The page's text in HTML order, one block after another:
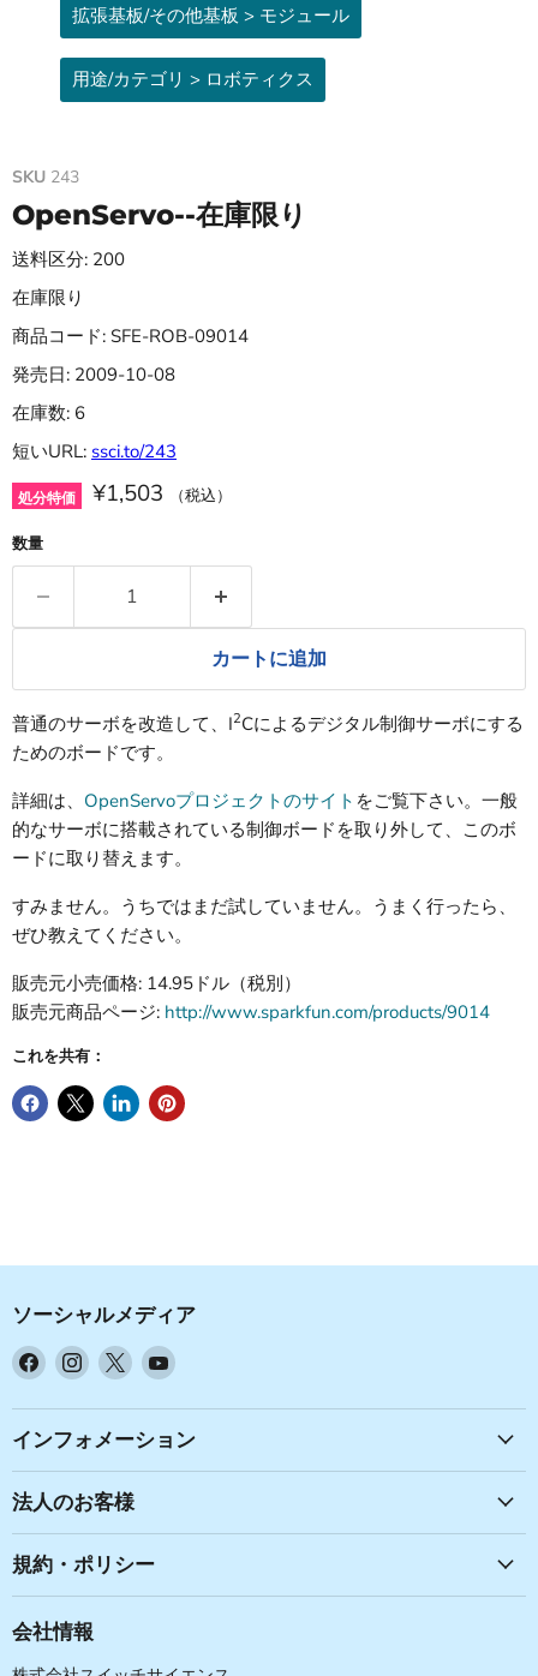
拡張基板/その他基板 > モジュール
用途/カテゴリ > ロボティクス
SKU 243
OpenServo--在庫限り
送料区分: 200
在庫限り
商品コード: SFE-ROB-09014
発売日: 2009-10-08
在庫数: 6
短いURL: ssci.to/243
処分特価 ¥1,503 （税込）
数量
カートに追加
普通のサーボを改造して、I2Cによるデジタル制御サーボにする
ためのボードです。
詳細は、 OpenServoプロジェクトのサイト をご覧下さい。一般
的なサーボに搭載されている制御ボードを取り外して、このボ
ードに取り替えます。
すみません。うちではまだ試していません。うまく行ったら、
ぜひ教えてください。
販売元小売価格: 14.95ドル（税別）
販売元商品ページ: http://www.sparkfun.com/products/9014
これを共有：
ソーシャルメディア
Facebook
見
つ
く
だ
さ
い
Instagram
見
つ
て
く
だ
さ
い
X
見
つ
て
く
だ
さ
い
YouTube
見
つ
だ
い
インフォメーション
法人のお客様
規約・ポリシー
会社情報